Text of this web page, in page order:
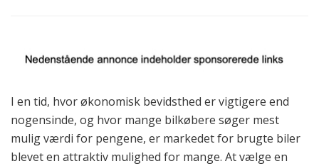
I en tid, hvor økonomisk bevidsthed er vigtigere end
nogensinde, og hvor mange bilkøbere søger mest
mulig værdi for pengene, er markedet for brugte biler
blevet en attraktiv mulighed for mange. At vælge en